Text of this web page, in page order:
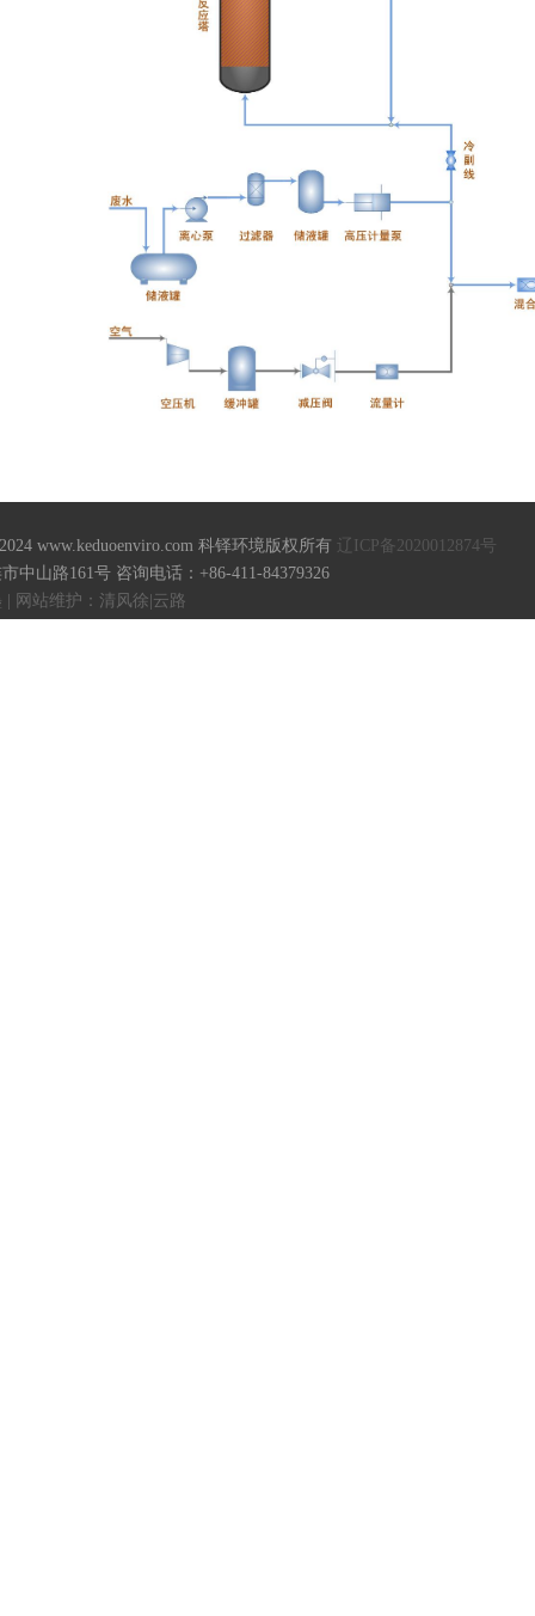
www.keduoenviro.com 科铎环境版权所有 辽ICP备2020012874号
中山路161号 咨询电话：+86-411-84379326
网站维护：清风徐|云路